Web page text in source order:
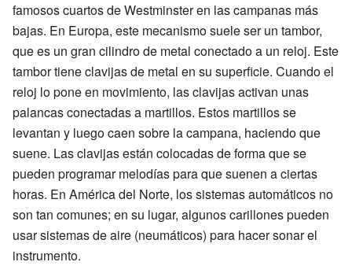
famosos cuartos de Westminster en las campanas más
bajas. En Europa, este mecanismo suele ser un tambor,
que es un gran cilindro de metal conectado a un reloj. Este
tambor tiene clavijas de metal en su superficie. Cuando el
reloj lo pone en movimiento, las clavijas activan unas
palancas conectadas a martillos. Estos martillos se
levantan y luego caen sobre la campana, haciendo que
suene. Las clavijas están colocadas de forma que se
pueden programar melodías para que suenen a ciertas
horas. En América del Norte, los sistemas automáticos no
son tan comunes; en su lugar, algunos carillones pueden
usar sistemas de aire (neumáticos) para hacer sonar el
instrumento.